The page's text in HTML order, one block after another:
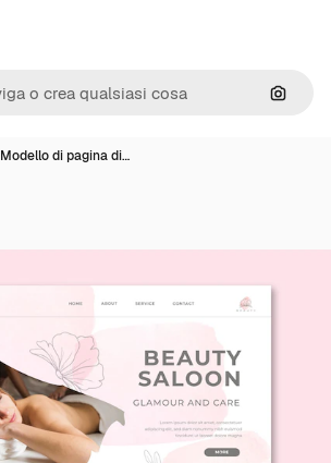
Cerca
Modello di pagina di…